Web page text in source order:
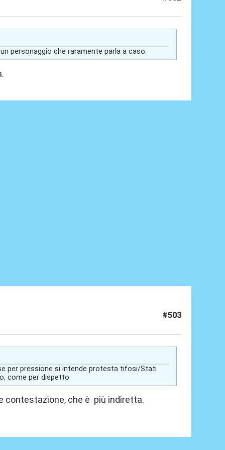
personaggio che raramente parla a caso.
#503
per pressione si intende protesta tifosi/Stati
come per dispetto
contestazione, che è più indiretta.